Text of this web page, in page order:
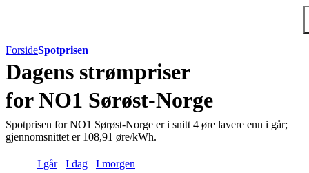
ForsideSpotprisen
Dagens strømpriser
for NO1 Sørøst-Norge
Spotprisen for NO1 Sørøst-Norge er i snitt 4 øre lavere enn i går;
gjennomsnittet er 108,91 øre/kWh.
Velg dagI går I dag I morgen